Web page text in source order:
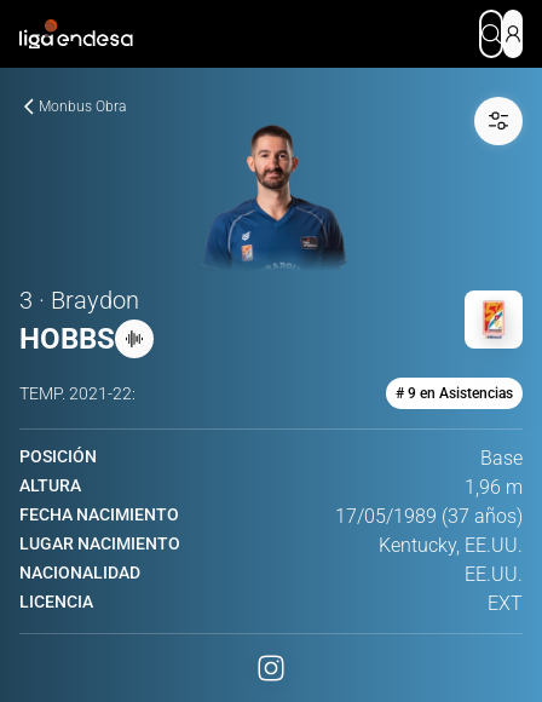
Monbus Obra
3 · Braydon
HOBBS
TEMP. 2021-22: # 9 en Asistencias
POSICIÓN Base
ALTURA 1,96 m
FECHA NACIMIENTO 17/05/1989 (37 años)
LUGAR NACIMIENTO Kentucky, EE.UU.
NACIONALIDAD EE.UU.
LICENCIA EXT